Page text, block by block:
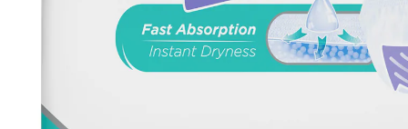
Discrete levering
We hebben een alternatief voor dit artikel gevonden